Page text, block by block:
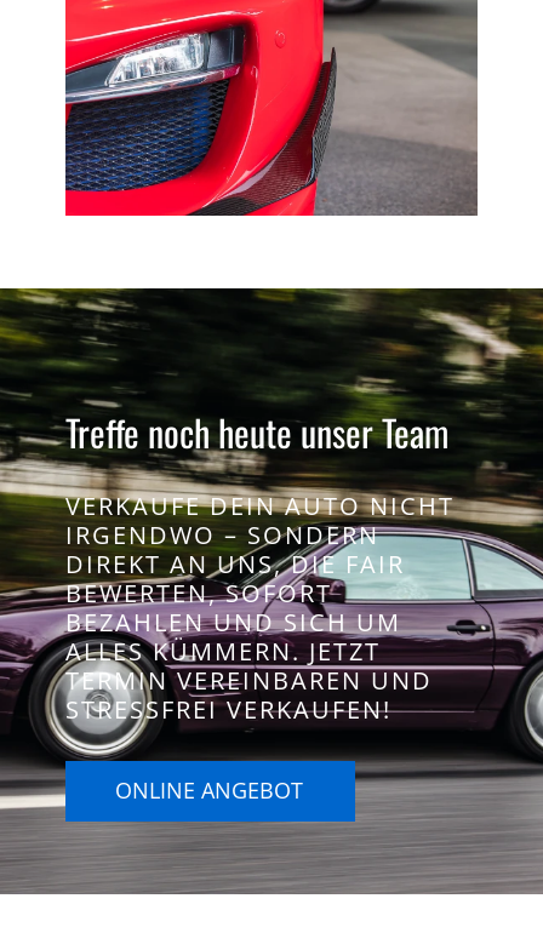
Treffe noch heute unser Team
VERKAUFE DEIN AUTO NICHT
IRGENDWO – SONDERN
DIREKT AN UNS, DIE FAIR
BEWERTEN, SOFORT
BEZAHLEN UND SICH UM
ALLES KÜMMERN. JETZT
TERMIN VEREINBAREN UND
STRESSFREI VERKAUFEN!
ONLINE ANGEBOT